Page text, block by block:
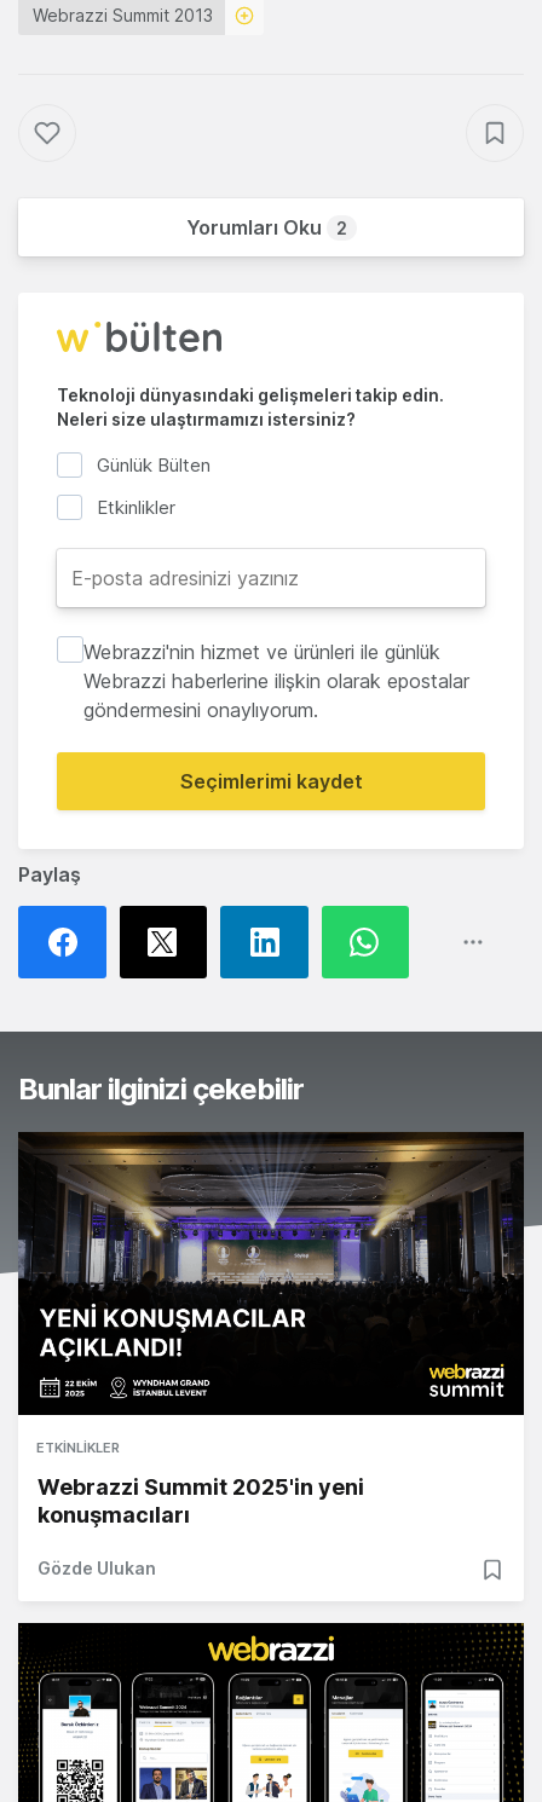
Paylaş
Webrazzi Summit 2013
Yorumları Oku 2
Teknoloji dünyasındaki gelişmeleri takip edin.
Neleri size ulaştırmamızı istersiniz?
Günlük Bülten
Etkinlikler
Webrazzi'nin hizmet ve ürünleri ile günlük
Webrazzi haberlerine ilişkin olarak epostalar
göndermesini onaylıyorum.
Seçimlerimi kaydet
Bunlar ilginizi çekebilir
ETKINLIKLER
Webrazzi Summit 2025'in yeni
konuşmacıları
Gözde Ulukan